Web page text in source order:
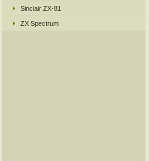
Sinclair ZX-81
ZX Spectrum